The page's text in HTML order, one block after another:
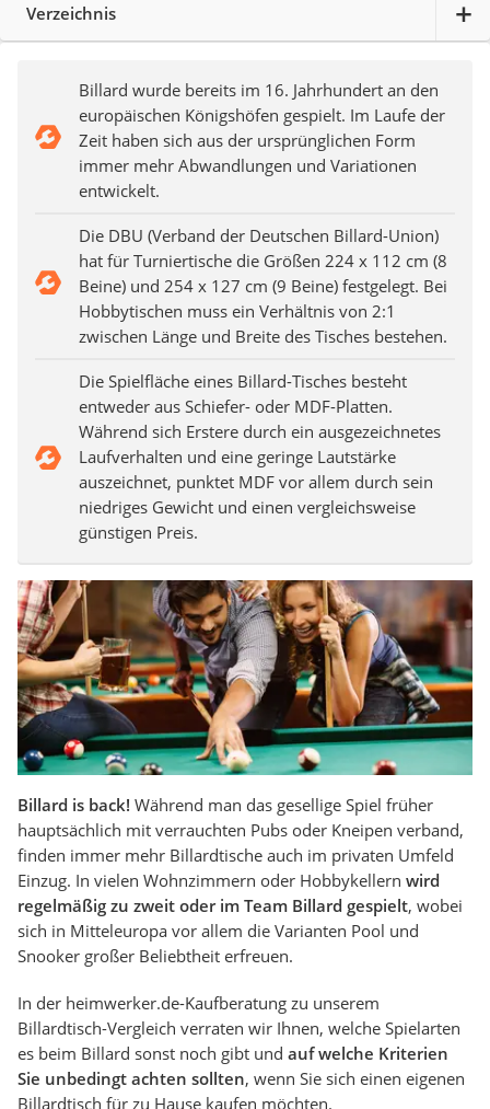
Verzeichnis
Billard wurde bereits im 16. Jahrhundert an den
europäischen Königshöfen gespielt. Im Laufe der
Zeit haben sich aus der ursprünglichen Form
immer mehr Abwandlungen und Variationen
entwickelt.
Die DBU (Verband der Deutschen Billard-Union)
hat für Turniertische die Größen 224 x 112 cm (8
Beine) und 254 x 127 cm (9 Beine) festgelegt. Bei
Hobbytischen muss ein Verhältnis von 2:1
zwischen Länge und Breite des Tisches bestehen.
Die Spielfläche eines Billard-Tisches besteht
entweder aus Schiefer- oder MDF-Platten.
Während sich Erstere durch ein ausgezeichnetes
Laufverhalten und eine geringe Lautstärke
auszeichnet, punktet MDF vor allem durch sein
niedriges Gewicht und einen vergleichsweise
günstigen Preis.
Billard is back! Während man das gesellige Spiel früher
hauptsächlich mit verrauchten Pubs oder Kneipen verband,
finden immer mehr Billardtische auch im privaten Umfeld
Einzug. In vielen Wohnzimmern oder Hobbykellern wird
regelmäßig zu zweit oder im Team Billard gespielt, wobei
sich in Mitteleuropa vor allem die Varianten Pool und
Snooker großer Beliebtheit erfreuen.
In der heimwerker.de-Kaufberatung zu unserem
Billardtisch-Vergleich verraten wir Ihnen, welche Spielarten
es beim Billard sonst noch gibt und auf welche Kriterien
Sie unbedingt achten sollten, wenn Sie sich einen eigenen
Billardtisch für zu Hause kaufen möchten.